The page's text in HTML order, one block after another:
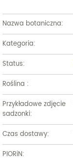
Nazwa botaniczna:
Kategoria:
Status:
Roślina :
Przykładowe zdjęcie
sadzonki:
Czas dostawy:
PIORiN: